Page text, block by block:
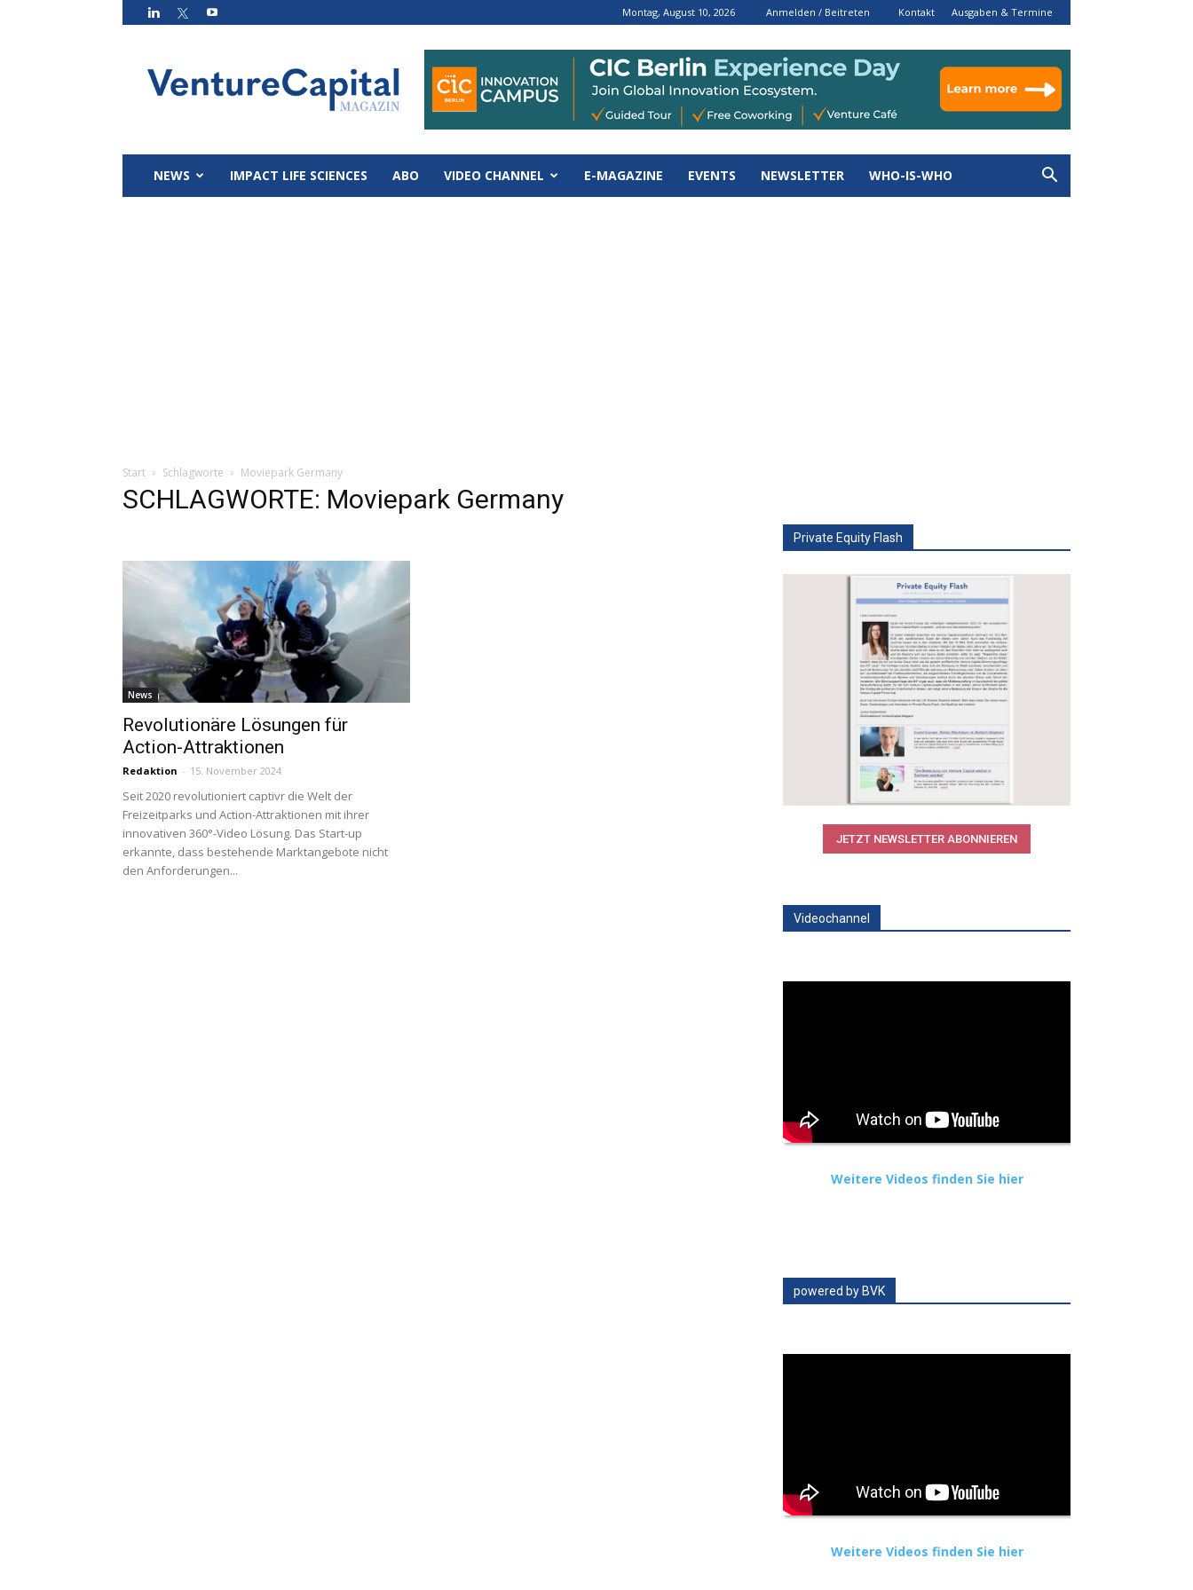
Montag, August 10, 2026 Anmelden / Beitreten Kontakt Ausgaben & Termine
Magazin
NEWS IMPACT LIFE SCIENCES ABO VIDEO CHANNEL E-MAGAZINE EVENTS NEWSLETTER WHO-IS-WHO
Start Schlagworte Moviepark Germany
SCHLAGWORTE: Moviepark Germany
News
Revolutionäre Lösungen für
Action-Attraktionen
Redaktion - 15. November 2024
Seit 2020 revolutioniert captivr die Welt der
Freizeitparks und Action-Attraktionen mit ihrer
innovativen 360°-Video Lösung. Das Start-up
erkannte, dass bestehende Marktangebote nicht
den Anforderungen...
Private Equity Flash
JETZT NEWSLETTER ABONNIEREN
Videochannel
Weitere Videos finden Sie hier
powered by BVK
Weitere Videos finden Sie hier